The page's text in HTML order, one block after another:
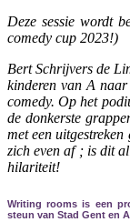
Deze sessie wordt
comedy cup 2023!)
Bert Schrijvers de
kinderen van A
comedy. Op het
de donkerste
met een
zich even af ; is dit
hilariteit!
Writing rooms is een
steun van Stad Gent en